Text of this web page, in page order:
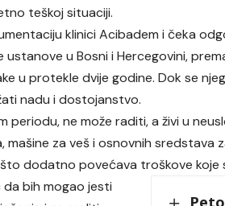
teškoj situaciji.
klinici Acibadem i čeka
u Bosni i Hercegovini,
u protekle dvije godine. Dok se
nadu i dostojanstvo.
periodu, ne može raditi, a živi u
za veš i osnovnih sredstava
dodatno povećava troškove koje
da bih mogao jesti